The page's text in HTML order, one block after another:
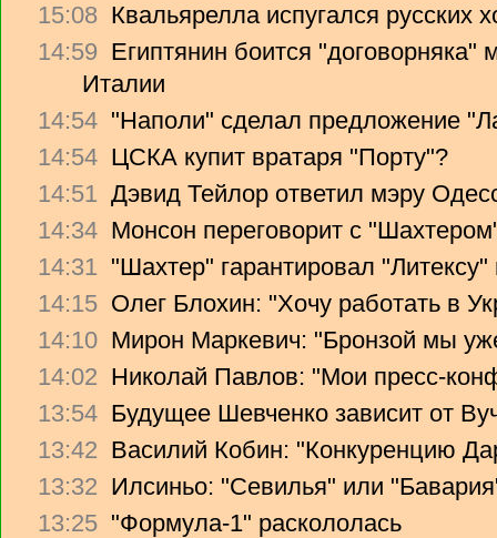
15:08 Квальярелла испугался русских
14:59 Египтянин боится
Италии
14:54 "Наполи" сделал предложение
14:54 ЦСКА купит вратаря "Порту"?
14:51 Дэвид Тейлор ответил мэру
14:34 Монсон переговорит с
14:31 "Шахтер" гарантировал
14:15 Олег Блохин: "Хочу работать в
14:10 Мирон Маркевич: "Бронзой мы
14:02 Николай Павлов: "Мои пресс-
13:54 Будущее Шевченко зависит от
13:42 Василий Кобин: "Конкуренцию
13:32 Илсиньо: "Севилья" или
13:25 "Формула-1" раскололась